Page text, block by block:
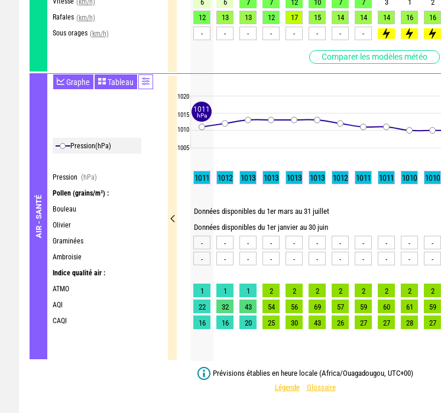
Rafales (km/h)
Sous orages (km/h)
Comparer les modèles météo
AIR - SANTÉ
Graphe Tableau
Pression(hPa)
Pression (hPa)
Pollen (grains/m³) :
Bouleau
Olivier
Graminées
Ambroisie
Indice qualité air :
ATMO
AQI
CAQI
1020
1015
1010
1005
6
6 7 7 12 10 7 7 3 1 2
12
13 13 12 17 15 14 14 14 16 16
-
- - - - - - - >95 >90 >80
1011 1012 1013 1013 1013 1013 1012 1011 1011 1010 1010
Données disponibles du 1er mars au 31 juillet
Données disponibles du 1er janvier au 30 juin
-
- - - - - - - - - -
-
- - - - - - - - - -
1 1 1 2 2 2 2 2 2 2 2
22
32 43 54 56 69 57 59 60 61 59
16
16 20 25 30 43 26 27 27 28 27
Prévisions établies en heure locale (Africa/Ouagadougou, UTC+00)
Légende
Glossaire
1011
hPa